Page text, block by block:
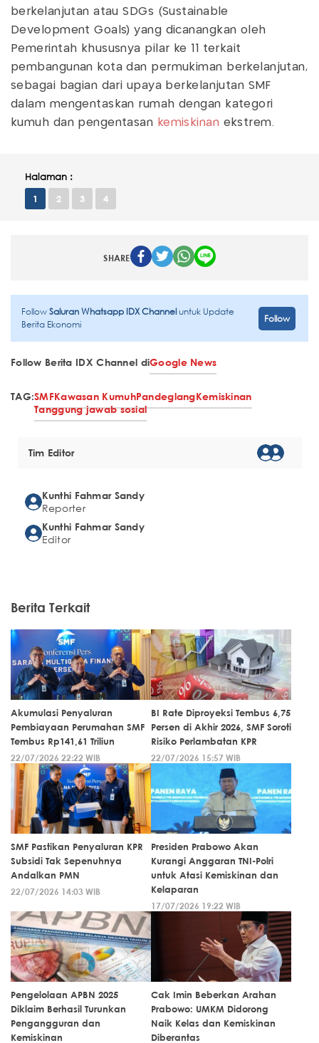
berkelanjutan atau SDGs (Sustainable
Development Goals) yang dicanangkan oleh
Pemerintah khususnya pilar ke 11 terkait
pembangunan kota dan permukiman berkelanjutan,
sebagai bagian dari upaya berkelanjutan SMF
dalam mengentaskan rumah dengan kategori
kumuh dan pengentasan kemiskinan ekstrem.
Halaman :
1 2 3 4
SHARE
FollowSaluran Whatsapp IDX Channeluntuk Update
Berita Ekonomi
Follow
Follow Berita IDX Channel diGoogle News
TAG:SMFKawasan KumuhPandeglangKemiskinan
Tanggung jawab sosial
Tim Editor
Kunthi Fahmar Sandy
Reporter
Kunthi Fahmar Sandy
Editor
Berita Terkait
Akumulasi Penyaluran
Pembiayaan Perumahan SMF
Tembus Rp141,61 Triliun
22/07/2026 22:22 WIB
BI Rate Diproyeksi Tembus 6,75
Persen di Akhir 2026, SMF Soroti
Risiko Perlambatan KPR
22/07/2026 15:57 WIB
SMF Pastikan Penyaluran KPR
Subsidi Tak Sepenuhnya
Andalkan PMN
22/07/2026 14:03 WIB
Presiden Prabowo Akan
Kurangi Anggaran TNI-Polri
untuk Atasi Kemiskinan dan
Kelaparan
17/07/2026 19:22 WIB
Pengelolaan APBN 2025
Diklaim Berhasil Turunkan
Pengangguran dan
Kemiskinan
Cak Imin Beberkan Arahan
Prabowo: UMKM Didorong
Naik Kelas dan Kemiskinan
Diberantas